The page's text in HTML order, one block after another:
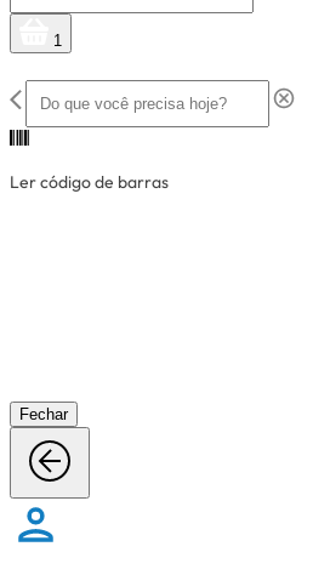
1
Ler código de barras
Fechar